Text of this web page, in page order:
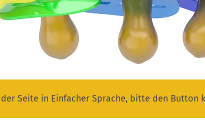
der Seite in Einfacher Sprache, bitte den Button